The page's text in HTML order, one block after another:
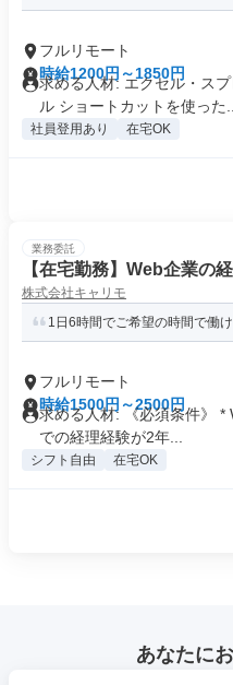
フルリモート
時給1200円～1850円
求める人材: エクセル・ス
ル ショートカットを使った...
社員登用あり 在宅OK
業務委託
【在宅勤務】Web企業の
株式会社キャリモ
1日6時間でご希望の時間で働け
フルリモート
時給1500円～2500円
求める人材: 《必須条件》 *
での経理経験が2年...
シフト自由 在宅OK
あなたに